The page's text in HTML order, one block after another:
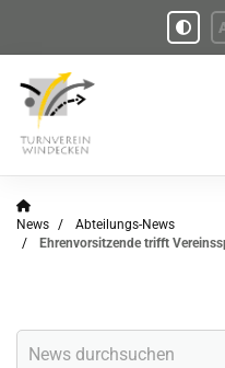
News
Abteilungs-News
Ehrenvorsitzende trifft